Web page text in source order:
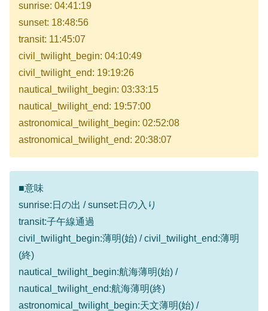
sunrise: 04:41:19
sunset: 18:48:56
transit: 11:45:07
civil_twilight_begin: 04:10:49
civil_twilight_end: 19:19:26
nautical_twilight_begin: 03:33:15
nautical_twilight_end: 19:57:00
astronomical_twilight_begin: 02:52:08
astronomical_twilight_end: 20:38:07
■意味
sunrise:日の出 / sunset:日の入り
transit:子午線通過
civil_twilight_begin:薄明(始) / civil_twilight_end:薄明
(終)
nautical_twilight_begin:航海薄明(始) /
nautical_twilight_end:航海薄明(終)
astronomical_twilight_begin:天文薄明(始) /